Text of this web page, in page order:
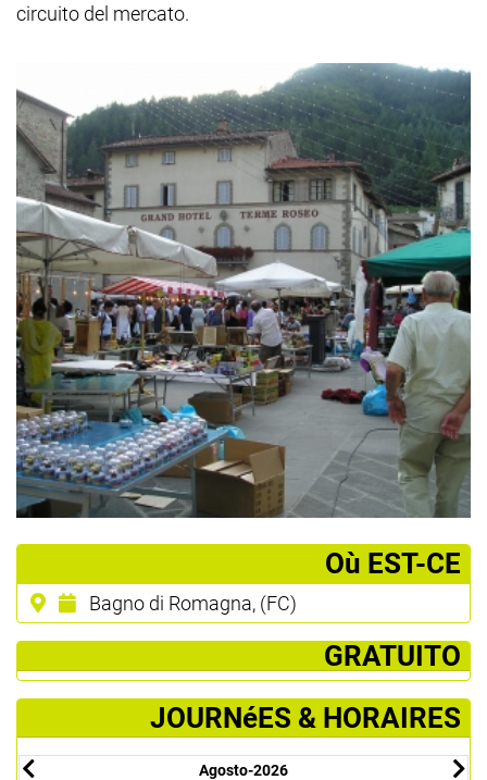
circuito del mercato.
­Où EST-CE
Bagno di Romagna, (FC)
­ GRATUITO
JOURNéES & HORAIRES
Agosto-2026